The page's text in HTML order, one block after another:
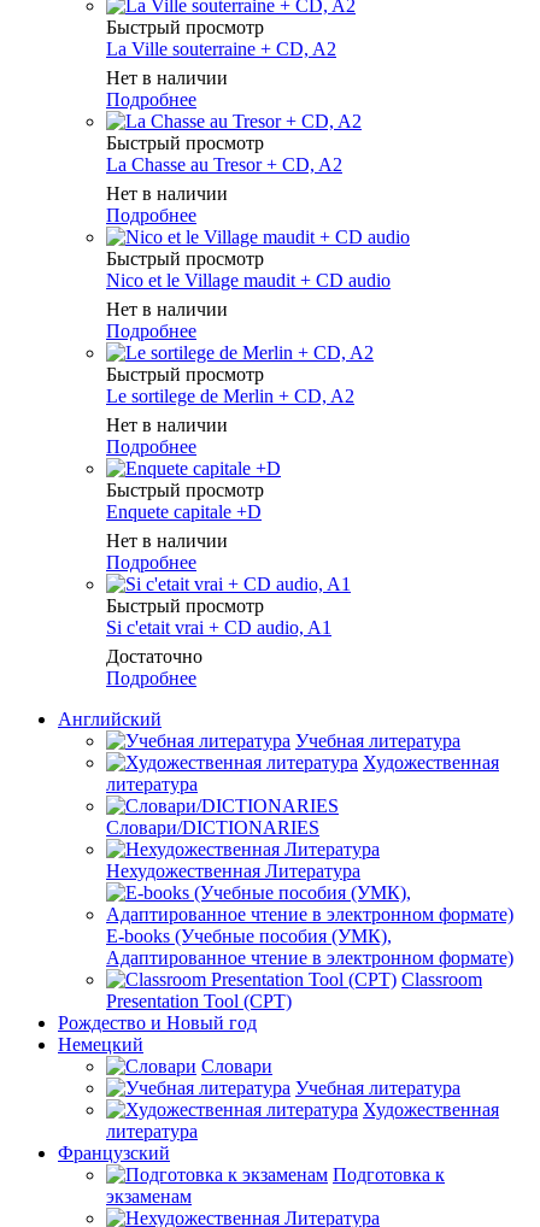
Быстрый просмотр
La Ville souterraine + CD, A2
Нет в наличии
Подробнее
Быстрый просмотр
La Chasse au Tresor + CD, A2
Нет в наличии
Подробнее
Быстрый просмотр
Nico et le Village maudit + CD audio
Нет в наличии
Подробнее
Быстрый просмотр
Le sortilege de Merlin + CD, A2
Нет в наличии
Подробнее
Быстрый просмотр
Enquete capitale +D
Нет в наличии
Подробнее
Быстрый просмотр
Si c'etait vrai + CD audio, A1
Достаточно
Подробнее
Английский
Учебная литература
Художественная
литература
Словари/DICTIONARIES
Нехудожественная Литература
E-books (Учебные пособия (УМК),
Адаптированное чтение в электронном формате)
Classroom
Presentation Tool (CPT)
Рождество и Новый год
Немецкий
Словари
Учебная литература
Художественная
литература
Французский
Подготовка к
экзаменам